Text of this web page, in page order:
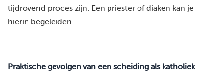
tijdrovend proces zijn. Een priester of diaken kan je
hierin begeleiden.
Praktische gevolgen van een scheiding als katholiek